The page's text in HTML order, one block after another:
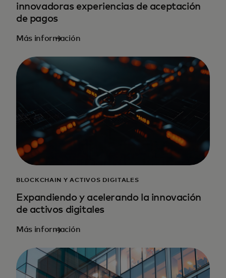
innovadoras experiencias de aceptación
de pagos
Más información
BLOCKCHAIN Y ACTIVOS DIGITALES
Expandiendo y acelerando la innovación
de activos digitales
Más información